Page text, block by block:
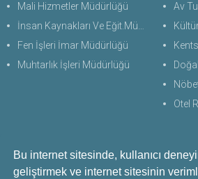
Bu internet sitesinde, kullanıcı
geliştirmek ve internet sitesinin
Mali Hizmetler Müdürlüğü
İnsan Kaynakları Ve Eğit.Müdürlüğü
Fen İşleri İmar Müdürlüğü
Muhtarlık İşleri Müdürlüğü
Av
Otel
Bize Ulaşın